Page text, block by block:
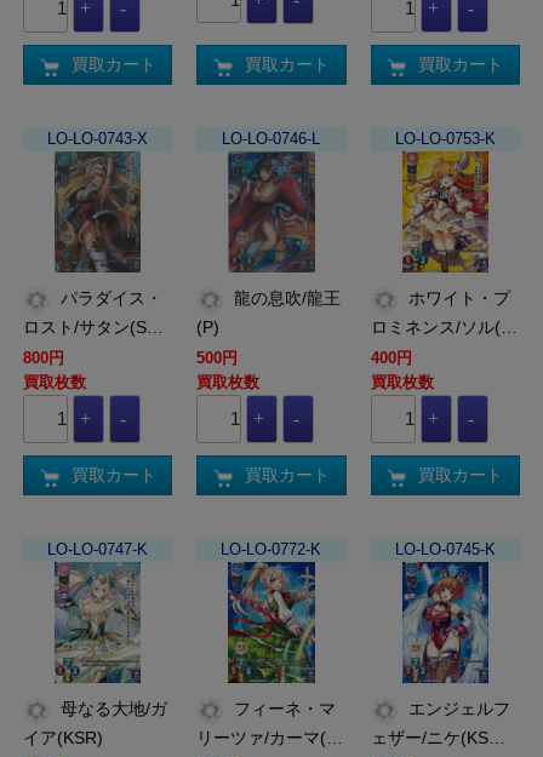
買取カート 買取カート 買取カート
LO-LO-0743-X
ロスト/サタン(S…
800円
買取枚数
買取カート
LO-LO-0746-L
龍の息吹/龍王
(P)
500円
買取枚数
買取カート
LO-LO-0753-K
ロミネンス/ソル(…
400円
買取枚数
買取カート
LO-LO-0747-K
イア(KSR)
LO-LO-0772-K
リーツァ/カーマ(…
LO-LO-0745-K
ェザー/ニケ(KS…